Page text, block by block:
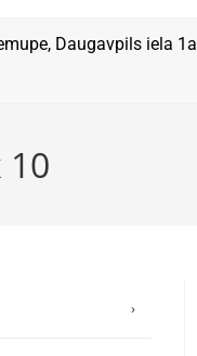
Daugavpils iela 1a
10
›